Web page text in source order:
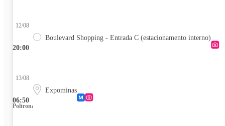
20:00
12/08
Boulevard Shopping - Entrada C (estacionamento interno)
06:50
13/08
Expominas
Poltrona